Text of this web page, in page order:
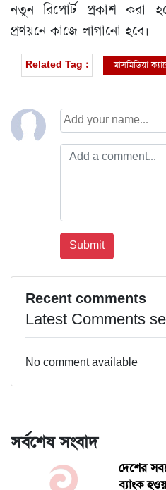
নতুন রিপোর্ট প্রকাশ করা
প্রণয়নে কাজে লাগানো হবে।
Related Tag : মাসমিডিয়া
Recent comments
Latest Comments
No comment available
সর্বশেষ সংবাদ
দেশের
ব্যাংক